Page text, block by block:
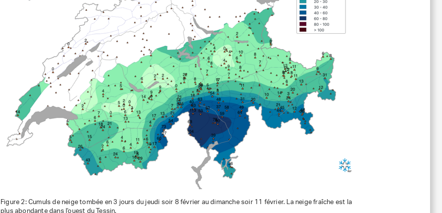
Figure 2: Cumuls de neige tombée en 3 jours du jeudi soir 8 février au dimanche soir 11 février. La neige fraîche est la